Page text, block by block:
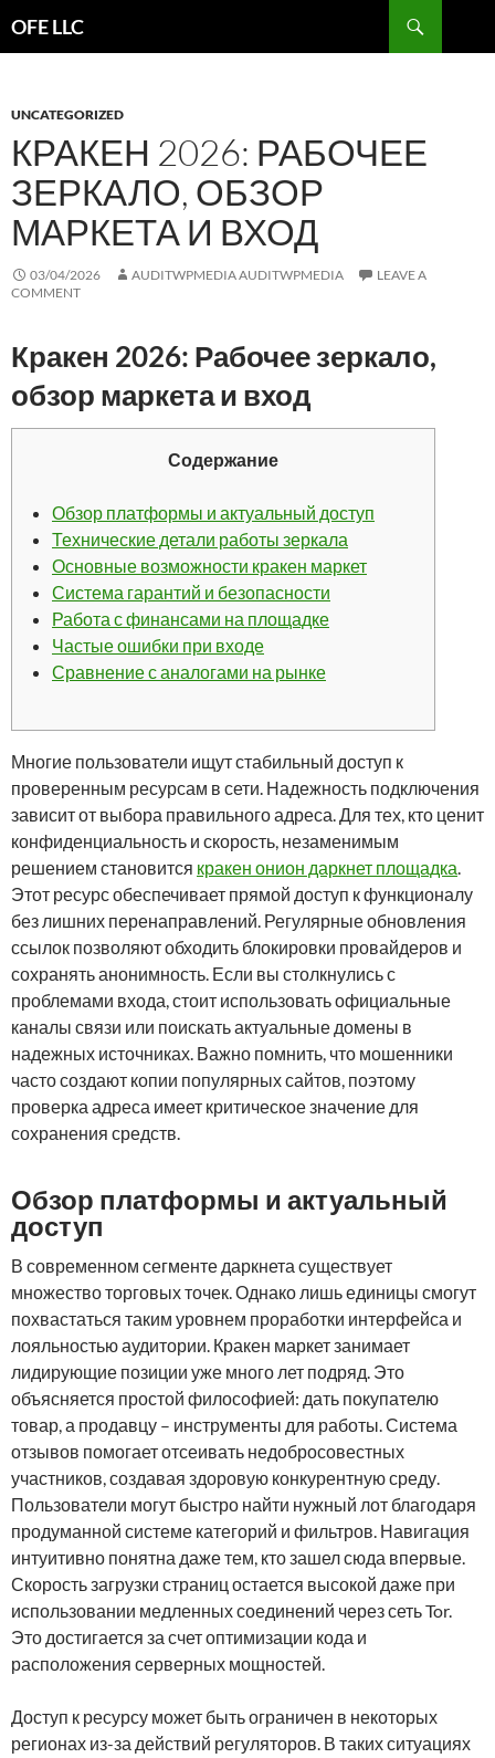
OFE LLC
UNCATEGORIZED
КРАКЕН 2026: РАБОЧЕЕ
ЗЕРКАЛО, ОБЗОР
МАРКЕТА И ВХОД
03/04/2026 AUDITWPMEDIA AUDITWPMEDIA
LEAVE A
COMMENT
Кракен 2026: Рабочее зеркало,
обзор маркета и вход
Содержание
Обзор платформы и актуальный доступ
Технические детали работы зеркала
Основные возможности кракен маркет
Система гарантий и безопасности
Работа с финансами на площадке
Частые ошибки при входе
Сравнение с аналогами на рынке
Многие пользователи ищут стабильный доступ к
проверенным ресурсам в сети. Надежность подключения
зависит от выбора правильного адреса. Для тех, кто ценит
конфиденциальность и скорость, незаменимым
решением становится кракен онион даркнет площадка.
Этот ресурс обеспечивает прямой доступ к функционалу
без лишних перенаправлений. Регулярные обновления
ссылок позволяют обходить блокировки провайдеров и
сохранять анонимность. Если вы столкнулись с
проблемами входа, стоит использовать официальные
каналы связи или поискать актуальные домены в
надежных источниках. Важно помнить, что мошенники
часто создают копии популярных сайтов, поэтому
проверка адреса имеет критическое значение для
сохранения средств.
Обзор платформы и актуальный
доступ
В современном сегменте даркнета существует
множество торговых точек. Однако лишь единицы смогут
похвастаться таким уровнем проработки интерфейса и
лояльностью аудитории. Кракен маркет занимает
лидирующие позиции уже много лет подряд. Это
объясняется простой философией: дать покупателю
товар, а продавцу – инструменты для работы. Система
отзывов помогает отсеивать недобросовестных
участников, создавая здоровую конкурентную среду.
Пользователи могут быстро найти нужный лот благодаря
продуманной системе категорий и фильтров. Навигация
интуитивно понятна даже тем, кто зашел сюда впервые.
Скорость загрузки страниц остается высокой даже при
использовании медленных соединений через сеть Tor.
Это достигается за счет оптимизации кода и
расположения серверных мощностей.
Доступ к ресурсу может быть ограничен в некоторых
регионах из-за действий регуляторов. В таких ситуациях